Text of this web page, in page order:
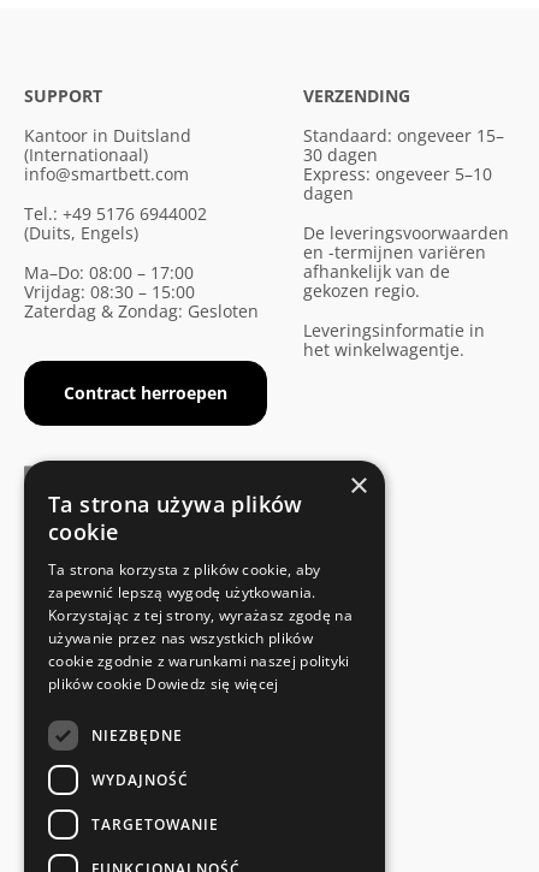
SUPPORT
Kantoor in Duitsland
(Internationaal)
info@smartbett.com
Tel.: +49 5176 6944002
(Duits, Engels)
Ma–Do: 08:00 – 17:00
Vrijdag: 08:30 – 15:00
Zaterdag & Zondag: Gesloten
Contract herroepen
VERZENDING
Standaard: ongeveer 15–
30 dagen
Express: ongeveer 5–10
dagen
De leveringsvoorwaarden
en -termijnen variëren
afhankelijk van de
gekozen regio.
Leveringsinformatie in
het winkelwagentje.
Voldoet aan de veiligheidsnormen
SNELLE EN EENVOUDIGE RETOUR
Retourservice
RECHTSTREEKS VAN DE FABRIKANT
Speciale kwaliteitscontrole
×
Ta strona używa plików
cookie
Ta strona korzysta z plików cookie, aby
zapewnić lepszą wygodę użytkowania.
Korzystając z tej strony, wyrażasz zgodę na
używanie przez nas wszystkich plików
cookie zgodnie z warunkami naszej polityki
plików cookie Dowiedz się więcej
NIEZBĘDNE
WYDAJNOŚĆ
TARGETOWANIE